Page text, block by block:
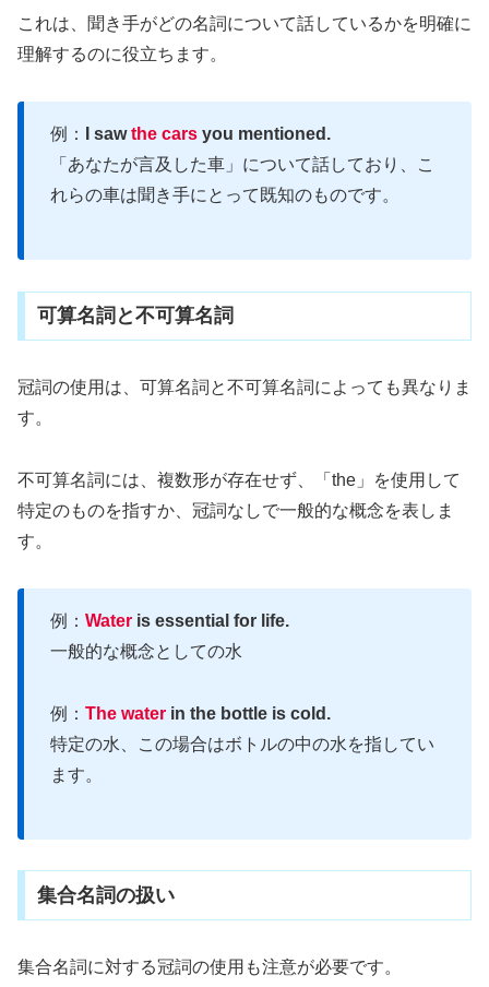
これは、聞き手がどの名詞について話しているかを明確に
理解するのに役立ちます。
例： I sawthe cars you mentioned.
「あなたが言及した車」について話しており、こ
れらの車は聞き手にとって既知のものです。
可算名詞と不可算名詞
冠詞の使用は、可算名詞と不可算名詞によっても異なりま
す。
不可算名詞には、複数形が存在せず、「the」を使用して
特定のものを指すか、冠詞なしで一般的な概念を表しま
す。
例： Water is essential for life.
一般的な概念としての水
例： The water in the bottle is cold.
特定の水、この場合はボトルの中の水を指してい
ます。
集合名詞の扱い
集合名詞に対する冠詞の使用も注意が必要です。